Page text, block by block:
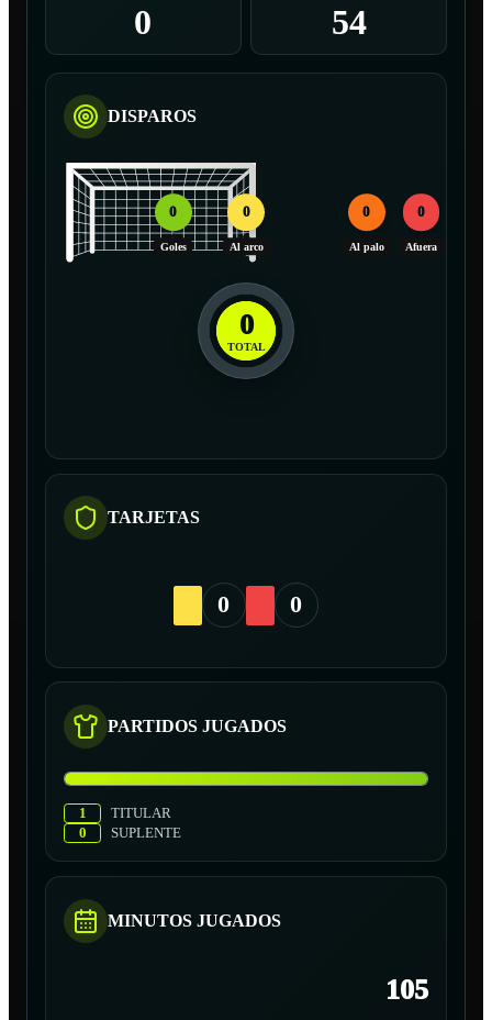
0 54
DISPAROS
0
Goles
0
Al arco
0
Al palo
0
Afuera
0
TOTAL
TARJETAS
0 0
PARTIDOS JUGADOS
1
TITULAR
0
SUPLENTE
MINUTOS JUGADOS
105